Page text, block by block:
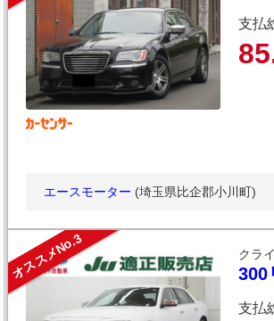
支払
エースモーター (埼玉県比企郡小川町)
オススメNo.3 クラ
300
支払